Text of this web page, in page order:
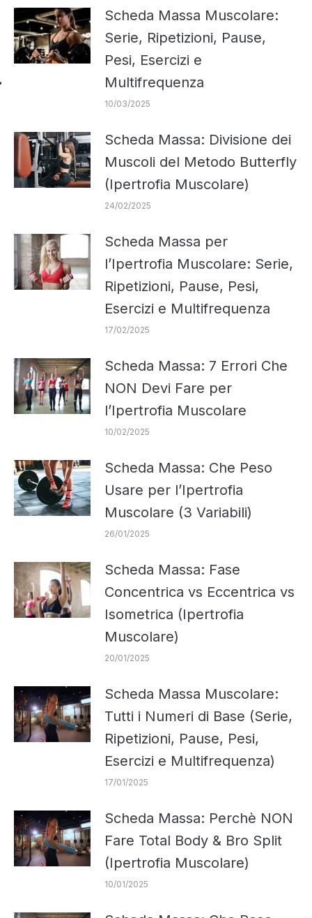
Scheda Massa Muscolare:
Serie, Ripetizioni, Pause,
Pesi, Esercizi e
Multifrequenza
10/03/2025
Scheda Massa: Divisione dei
Muscoli del Metodo Butterfly
(Ipertrofia Muscolare)
24/02/2025
Scheda Massa per
l’Ipertrofia Muscolare: Serie,
Ripetizioni, Pause, Pesi,
Esercizi e Multifrequenza
17/02/2025
Scheda Massa: 7 Errori Che
NON Devi Fare per
l’Ipertrofia Muscolare
10/02/2025
Scheda Massa: Che Peso
Usare per l’Ipertrofia
Muscolare (3 Variabili)
26/01/2025
Scheda Massa: Fase
Concentrica vs Eccentrica vs
Isometrica (Ipertrofia
Muscolare)
20/01/2025
Scheda Massa Muscolare:
Tutti i Numeri di Base (Serie,
Ripetizioni, Pause, Pesi,
Esercizi e Multifrequenza)
17/01/2025
Scheda Massa: Perchè NON
Fare Total Body & Bro Split
(Ipertrofia Muscolare)
10/01/2025